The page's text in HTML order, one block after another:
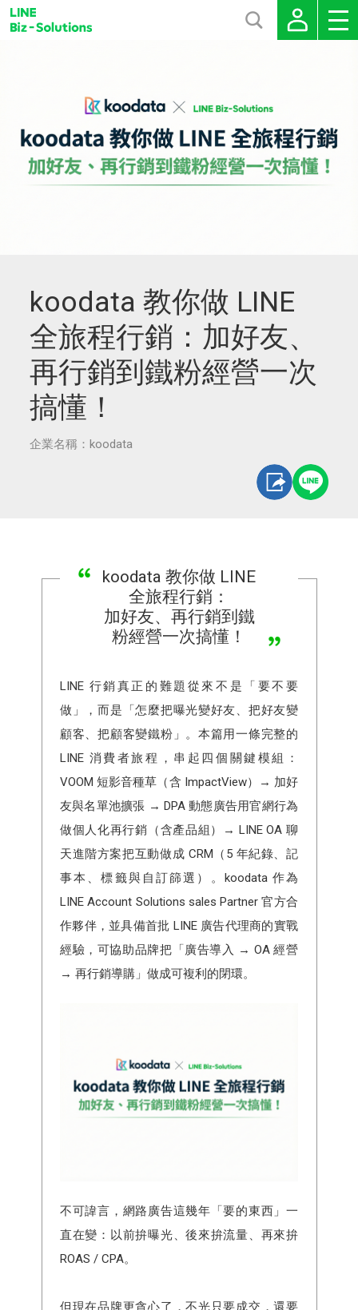
koodata 教你做 LINE
全旅程行銷：加好友、
再行銷到鐵粉經營一次
搞懂！
企業名稱：koodata
koodata 教你做 LINE
全旅程行銷：
加好友、再行銷到鐵
粉經營一次搞懂！
LINE 行銷真正的難題從來不是「要不要
做」，而是「怎麼把曝光變好友、把好友變
顧客、把顧客變鐵粉」。本篇用一條完整的
LINE 消費者旅程，串起四個關鍵模組：
VOOM 短影音種草（含 ImpactView）→ 加好
友與名單池擴張 → DPA 動態廣告用官網行為
做個人化再行銷（含產品組）→ LINE OA 聊
天進階方案把互動做成 CRM（5 年紀錄、記
事本、標籤與自訂篩選）。koodata 作為
LINE Account Solutions sales Partner 官方合
作夥伴，並具備首批 LINE 廣告代理商的實戰
經驗，可協助品牌把「廣告導入 → OA 經營
→ 再行銷導購」做成可複利的閉環。
不可諱言，網路廣告這幾年「要的東西」一
直在變：以前拚曝光、後來拚流量、再來拚
ROAS / CPA。
但現在品牌更貪心了，不光只要成交，還要